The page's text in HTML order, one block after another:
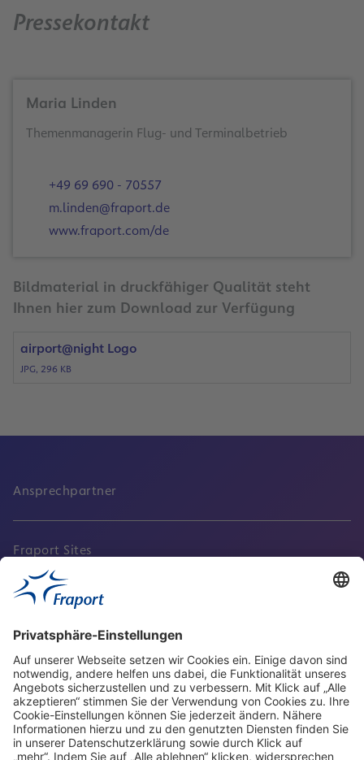
Pressekontakt
Maria Linden
Themenmanagerin Flug- und Terminalbetrieb
+49 69 690 - 70557
m.linden@fraport.de
www.fraport.com/de
Bildmaterial in druckfähiger Qualität steht
Ihnen hier zum Download zur Verfügung
airport@night Logo
JPG, 296 KB
Ansprechpartner
Fraport Sites
Aktuell
Service
Frankfurt Airport